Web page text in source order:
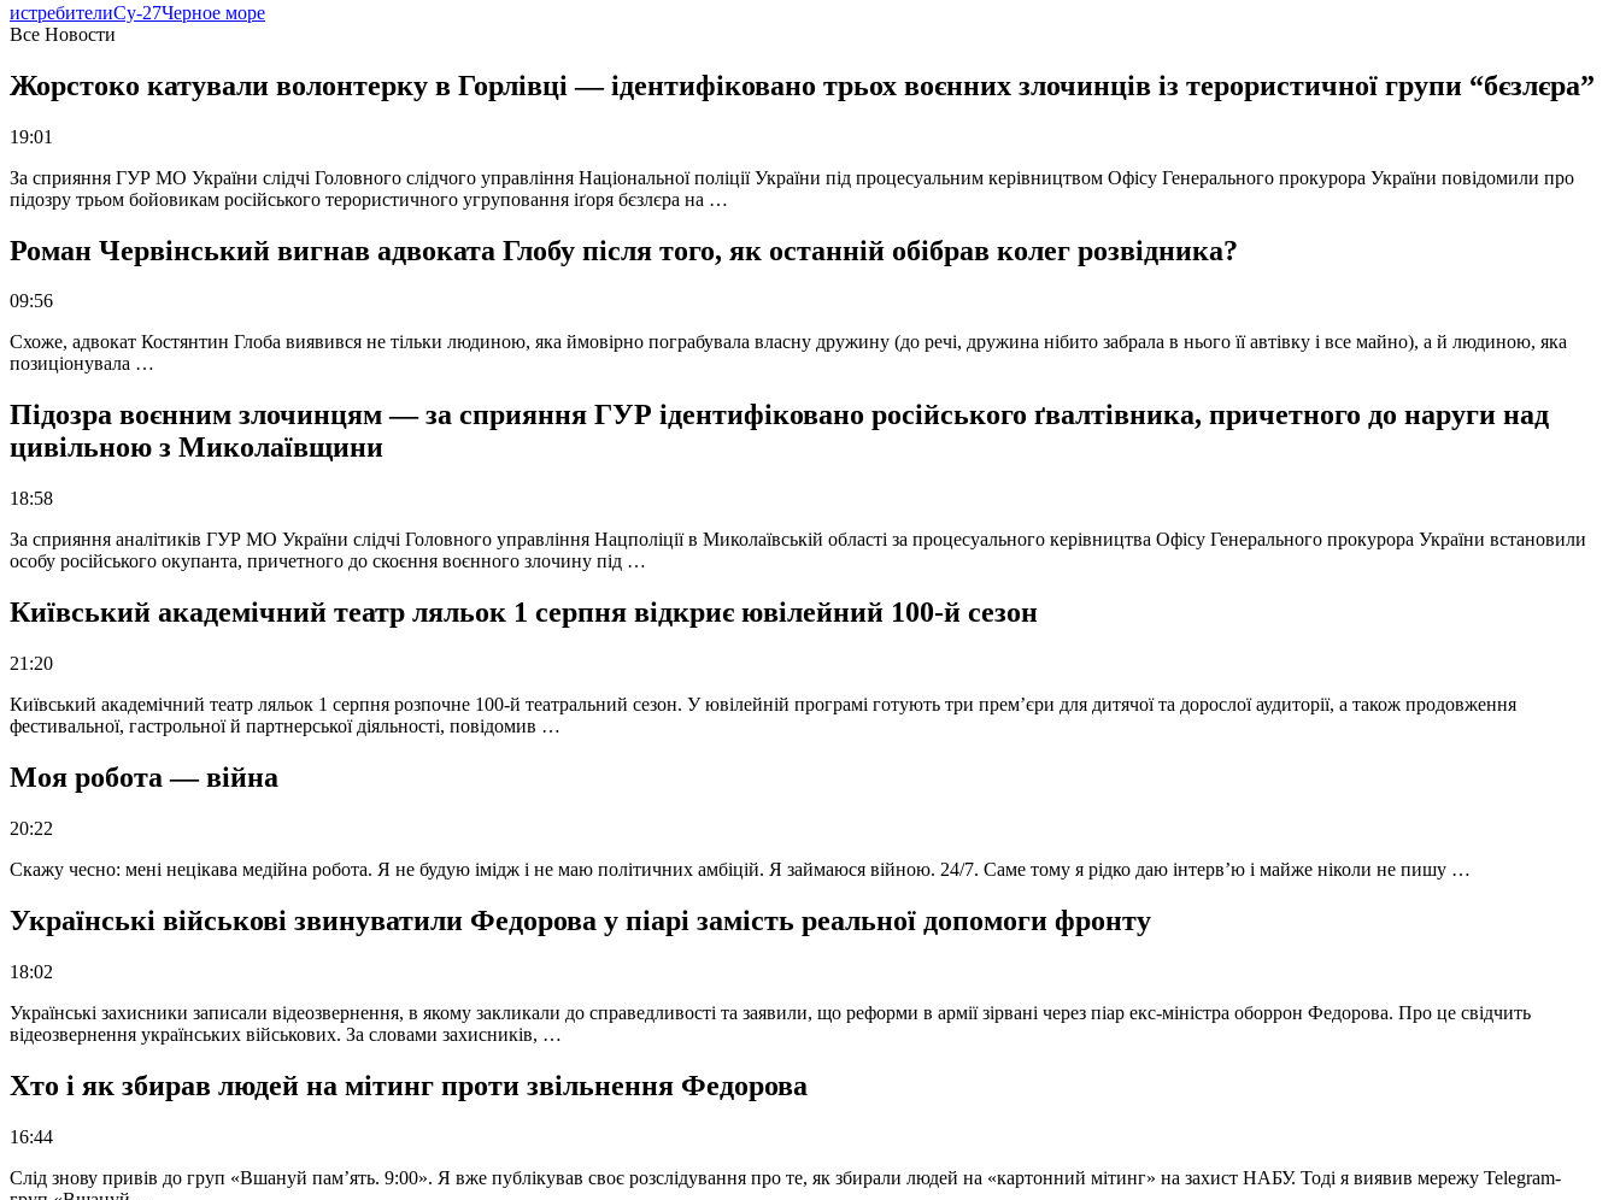
истребителиСу-27Черное море
Все Новости
Жорстоко катували волонтерку в Горлівці — ідентифіковано трьох воєнних злочинців із терористичної групи “бєзлєра”
19:01
За сприяння ГУР МО України слідчі Головного слідчого управління Національної поліції України під процесуальним керівництвом Офісу Генерального прокурора України повідомили про
підозру трьом бойовикам російського терористичного угруповання іґоря бєзлєра на …
Роман Червінський вигнав адвоката Глобу після того, як останній обібрав колег розвідника?
09:56
Схоже, адвокат Костянтин Глоба виявився не тільки людиною, яка ймовірно пограбувала власну дружину (до речі, дружина нібито забрала в нього її автівку і все майно), а й людиною, яка
позиціонувала …
Підозра воєнним злочинцям — за сприяння ГУР ідентифіковано російського ґвалтівника, причетного до наруги над
цивільною з Миколаївщини
18:58
За сприяння аналітиків ГУР МО України слідчі Головного управління Нацполіції в Миколаївській області за процесуального керівництва Офісу Генерального прокурора України встановили
особу російського окупанта, причетного до скоєння воєнного злочину під …
Київський академічний театр ляльок 1 серпня відкриє ювілейний 100-й сезон
21:20
Київський академічний театр ляльок 1 серпня розпочне 100-й театральний сезон. У ювілейній програмі готують три прем’єри для дитячої та дорослої аудиторії, а також продовження
фестивальної, гастрольної й партнерської діяльності, повідомив …
Моя робота — війна
20:22
Скажу чесно: мені нецікава медійна робота. Я не будую імідж і не маю політичних амбіцій. Я займаюся війною. 24/7. Саме тому я рідко даю інтерв’ю і майже ніколи не пишу …
Українські військові звинуватили Федорова у піарі замість реальної допомоги фронту
18:02
Українські захисники записали відеозвернення, в якому закликали до справедливості та заявили, що реформи в армії зірвані через піар екс-міністра оборрон Федорова. Про це свідчить
відеозвернення українських військових. За словами захисників, …
Хто і як збирав людей на мітинг проти звільнення Федорова
16:44
Слід знову привів до груп «Вшануй пам’ять. 9:00». Я вже публікував своє розслідування про те, як збирали людей на «картонний мітинг» на захист НАБУ. Тоді я виявив мережу Telegram-